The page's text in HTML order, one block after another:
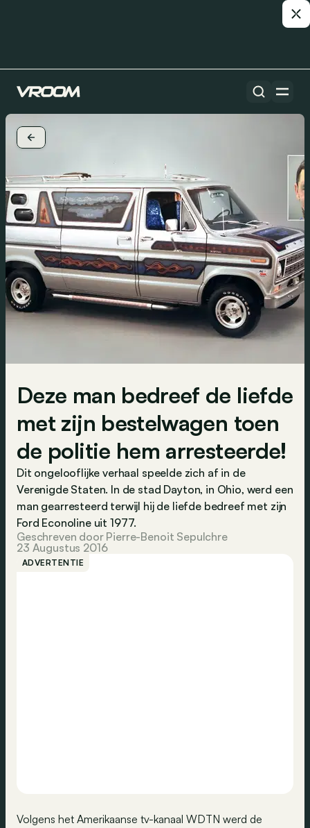
Deze man bedreef de liefde
met zijn bestelwagen toen
de politie hem arresteerde!
Dit ongelooflijke verhaal speelde zich af in de
Verenigde Staten. In de stad Dayton, in Ohio, werd een
man gearresteerd terwijl hij de liefde bedreef met zijn
Ford Econoline uit 1977.
Geschreven door Pierre-Benoit Sepulchre
23 Augustus 2016
ADVERTENTIE
Volgens het Amerikaanse tv-kanaal WDTN werd de